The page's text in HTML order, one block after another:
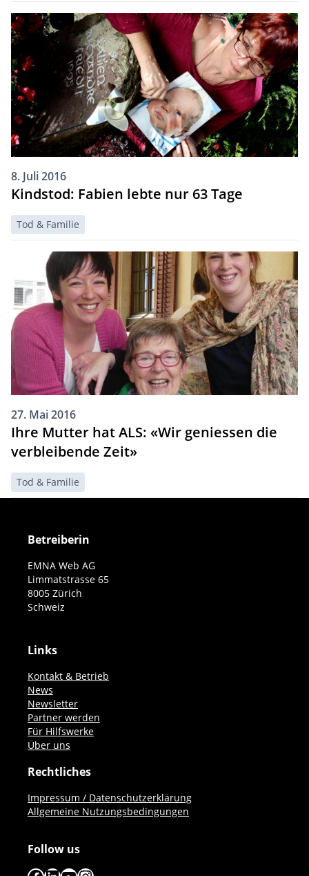
8. Juli 2016
Kindstod: Fabien lebte nur 63 Tage
Tod & Familie
27. Mai 2016
Ihre Mutter hat ALS: «Wir geniessen die
verbleibende Zeit»
Tod & Familie
Betreiberin
EMNA Web AG
Limmatstrasse 65
8005 Zürich
Schweiz
Links
Kontakt & Betrieb
News
Newsletter
Partner werden
Für Hilfswerke
Über uns
Rechtliches
Impressum / Datenschutzerklärung
Allgemeine Nutzungsbedingungen
Follow us